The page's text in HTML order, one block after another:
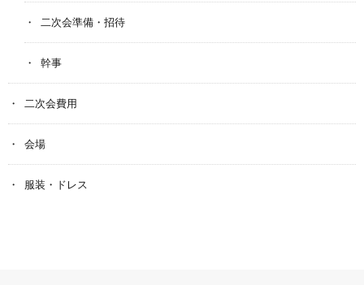
二次会準備・招待
幹事
二次会費用
会場
服装・ドレス